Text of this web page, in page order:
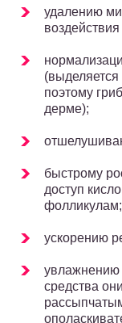
удалению
поэтому
дерме);
быстрому
доступ
фолликулам;
ускорению
увлажнению
средства